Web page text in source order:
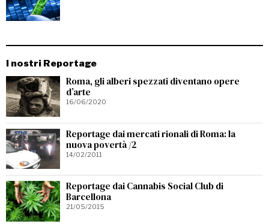
I nostri Reportage
Roma, gli alberi spezzati diventano opere
d’arte
16/06/2020
Reportage dai mercati rionali di Roma: la
nuova povertà /2
14/02/2011
Reportage dai Cannabis Social Club di
Barcellona
21/05/2015